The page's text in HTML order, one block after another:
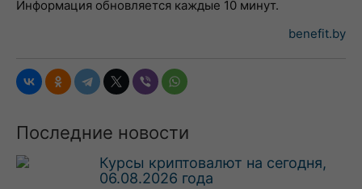
Информация обновляется каждые 10 минут.
benefit.by
Последние новости
Курсы криптовалют на сегодня,
06.08.2026 года